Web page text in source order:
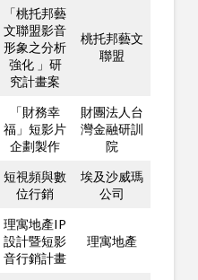
「桃托邦藝
文聯盟影音
形象之分析
強化 」研
究計畫案
桃托邦藝文
聯盟
「財務幸
福」短影片
企劃製作
財團法人台
灣金融研訓
院
短視頻與數
位行銷
埃及沙威瑪
公司
理寓地產IP
設計暨短影
音行銷計畫
理寓地產